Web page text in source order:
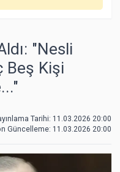
"Nesli
Beş Kişi
Tarihi: 11.03.2026 20:00
Güncelleme: 11.03.2026 20:00